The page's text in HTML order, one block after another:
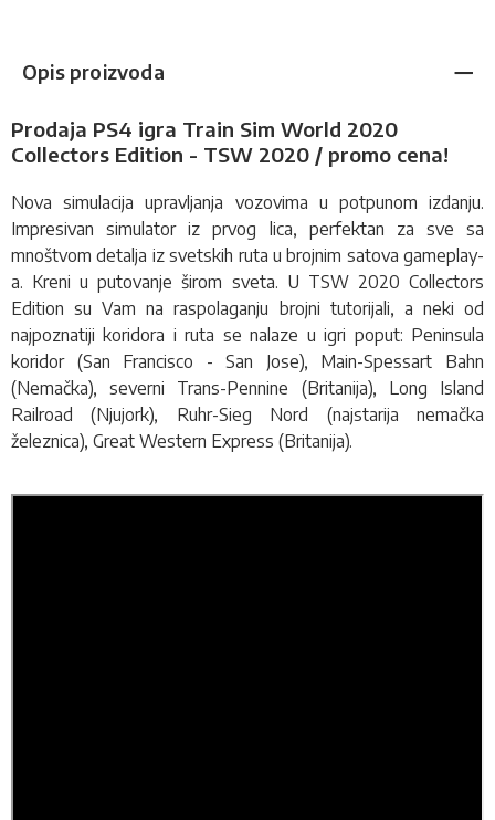
Opis proizvoda
Prodaja PS4 igra Train Sim World 2020
Collectors Edition - TSW 2020 / promo cena!
Novasimulacija upravljanja vozovima u potpunom izdanju.
Impresivan simulator iz prvog lica, perfektan za sve sa
mnoštvom detalja iz svetskih ruta u brojnim satova gameplay-
a. Kreni u putovanje širom sveta. U TSW 2020 Collectors
Edition su Vam na raspolaganju brojni tutorijali, a neki od
najpoznatiji koridora i ruta se nalaze u igri poput: Peninsula
koridor (San Francisco - San Jose), Main-Spessart Bahn
(Nemačka), severni Trans-Pennine (Britanija), Long Island
Railroad (Njujork), Ruhr-Sieg Nord (najstarija nemačka
železnica), Great Western Express (Britanija).